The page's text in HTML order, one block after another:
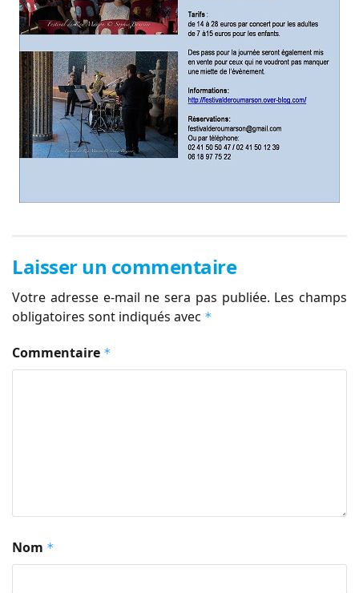
Laisser un commentaire
Votre adresse e-mail ne sera pas publiée. Les champs
obligatoires sont indiqués avec *
Commentaire *
Nom *